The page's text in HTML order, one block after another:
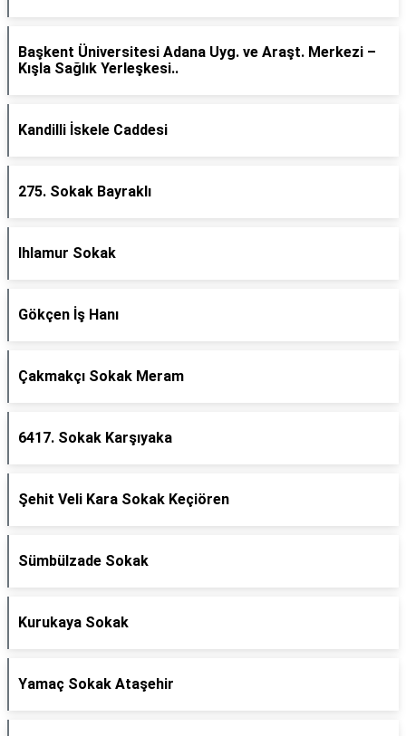
Başkent Üniversitesi Adana Uyg. ve Araşt. Merkezi –
Kışla Sağlık Yerleşkesi..
Kandilli İskele Caddesi
275. Sokak Bayraklı
Ihlamur Sokak
Gökçen İş Hanı
Çakmakçı Sokak Meram
6417. Sokak Karşıyaka
Şehit Veli Kara Sokak Keçiören
Sümbülzade Sokak
Kurukaya Sokak
Yamaç Sokak Ataşehir